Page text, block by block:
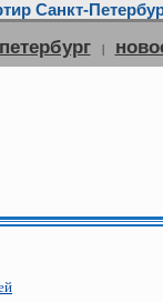
Санкт-
|